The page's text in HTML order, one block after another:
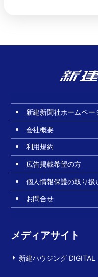
新建新聞社ホームペー
会社概要
利用規約
広告掲載希望の方
個人情報保護の取り扱
お問合せ
メディアサイト
新建ハウジング DIGITAL